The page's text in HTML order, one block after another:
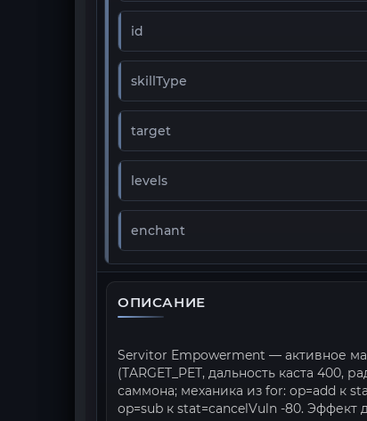
id
skillType
target
levels
enchant
ОПИСАНИЕ
Servitor Empowerment — активное
(TARGET_PET, дальность каста
саммона; механика из for: op=add к
op=sub к stat=cancelVuln -80. Эффект